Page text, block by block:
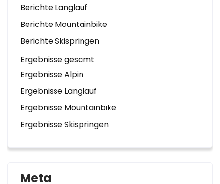
Berichte Langlauf
Berichte Mountainbike
Berichte Skispringen
Ergebnisse gesamt
Ergebnisse Alpin
Ergebnisse Langlauf
Ergebnisse Mountainbike
Ergebnisse Skispringen
Meta